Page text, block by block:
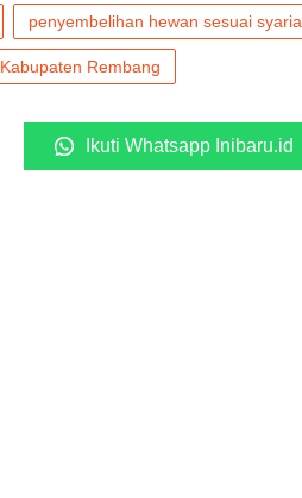
penyembelihan hewan sesuai
Kabupaten Rembang
Ikuti Whatsapp Inibaru.id